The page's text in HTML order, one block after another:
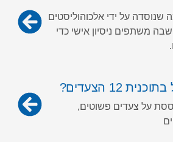
שנוסדה על ידי אלכוהוליסטים
משתפים ניסיון אישי כדי
12 הצעדים?
על צעדים פשוטים,